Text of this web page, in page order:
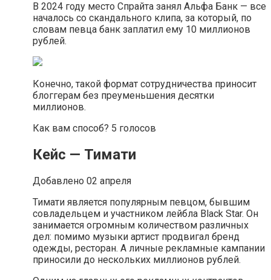
В 2024 году место Спрайта занял Альфа Банк — все
началось со скандального клипа, за который, по
словам певца банк заплатил ему 10 миллионов
рублей.
Конечно, такой формат сотрудничества приносит
блоггерам без преуменьшения десятки
миллионов.
Как вам способ? 5 голосов
Кейс — Тимати
Добавлено 02 апреля
Тимати является популярным певцом, бывшим
совладельцем и участником лейбла Black Star. Он
занимается огромным количеством различных
дел: помимо музыки артист продвигал бренд
одежды, ресторан. А личные рекламные кампании
приносили до нескольких миллионов рублей.